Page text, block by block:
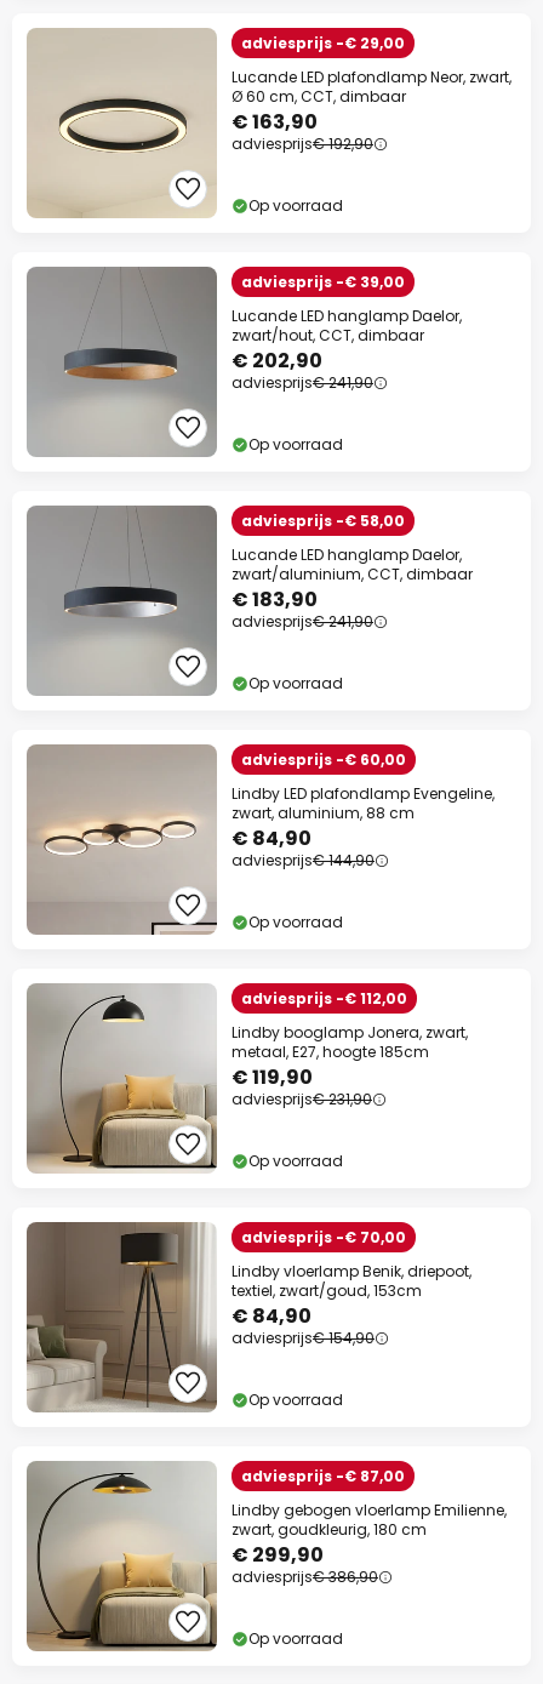
adviesprijs -€ 29,00
Lucande LED plafondlamp Neor, zwart,
Ø 60 cm, CCT, dimbaar
€ 163,90
adviesprijs€ 192,90
Op voorraad
adviesprijs -€ 39,00
Lucande LED hanglamp Daelor,
zwart/hout, CCT, dimbaar
€ 202,90
adviesprijs€ 241,90
Op voorraad
adviesprijs -€ 58,00
Lucande LED hanglamp Daelor,
zwart/aluminium, CCT, dimbaar
€ 183,90
adviesprijs€ 241,90
Op voorraad
adviesprijs -€ 60,00
Lindby LED plafondlamp Evengeline,
zwart, aluminium, 88 cm
€ 84,90
adviesprijs€ 144,90
Op voorraad
adviesprijs -€ 112,00
Lindby booglamp Jonera, zwart,
metaal, E27, hoogte 185cm
€ 119,90
adviesprijs€ 231,90
Op voorraad
adviesprijs -€ 70,00
Lindby vloerlamp Benik, driepoot,
textiel, zwart/goud, 153cm
€ 84,90
adviesprijs€ 154,90
Op voorraad
adviesprijs -€ 87,00
Lindby gebogen vloerlamp Emilienne,
zwart, goudkleurig, 180 cm
€ 299,90
adviesprijs€ 386,90
Op voorraad